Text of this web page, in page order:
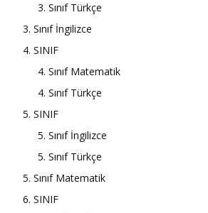
3. Sınıf Türkçe
3. Sınıf İngilizce
4. SINIF
4. Sınıf Matematik
4. Sınıf Türkçe
5. SINIF
5. Sınıf İngilizce
5. Sınıf Türkçe
5. Sınıf Matematik
6. SINIF